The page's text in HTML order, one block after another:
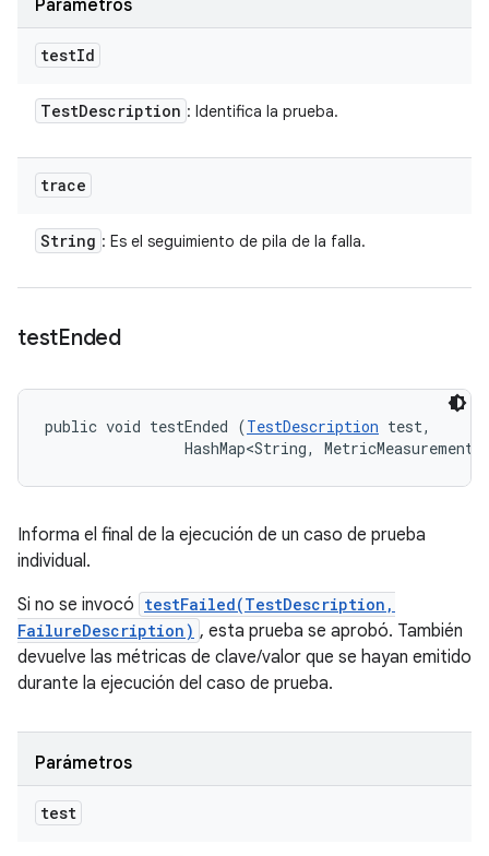
Parámetros
testId
TestDescription : Identifica la prueba.
trace
String : Es el seguimiento de pila de la falla.
testEnded
public void testEnded (TestDescription test,
HashMap<String,
Informa el final de la ejecución de un caso de prueba
individual.
Si no se invocó testFailed(TestDescription,
FailureDescription) , esta prueba se aprobó. También
devuelve las métricas de clave/valor que se hayan emitido
durante la ejecución del caso de prueba.
Parámetros
test